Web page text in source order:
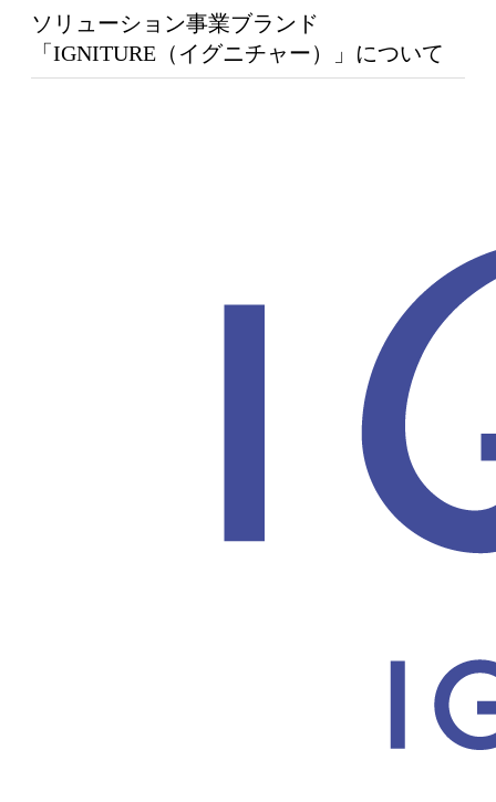
ソリューション事業ブランド
「IGNITURE（イグニチャー）」について